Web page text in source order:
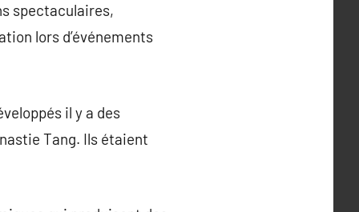
spectaculaires,
lors d’événements
il y a des
Tang. Ils étaient